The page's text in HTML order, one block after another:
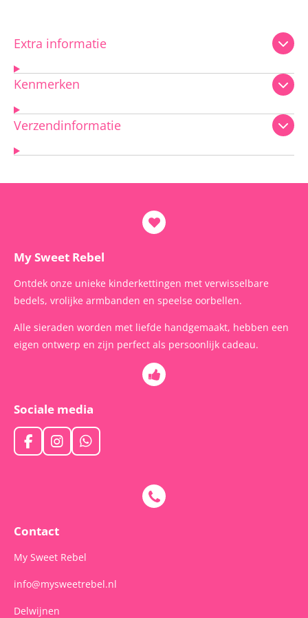
Extra informatie
Kenmerken
Verzendinformatie
My Sweet Rebel
Ontdek onze unieke kinderkettingen met verwisselbare
bedels, vrolijke armbanden en speelse oorbellen.
Alle sieraden worden met liefde handgemaakt, hebben een
eigen ontwerp en zijn perfect als persoonlijk cadeau.
Sociale media
F
a
k
I
n
r
a
m
W
h
Contact
My Sweet Rebel
info@mysweetrebel.nl
Delwijnen